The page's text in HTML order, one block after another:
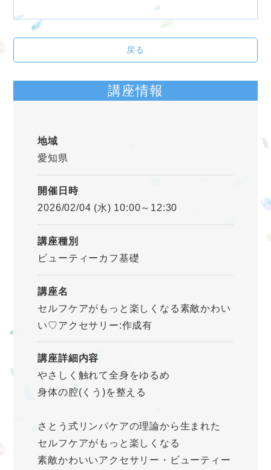
戻る
講座情報
地域
愛知県
開催日時
2026/02/04 (水) 10:00～12:30
講座種別
ビューティーカフ基礎
講座名
セルフケアがもっと楽しくなる素敵かわい
い♡アクセサリー:作成有
講座詳細内容
やさしく触れて全身をゆるめ
身体の腔(くう)を整える
さとう式リンパケアの理論から生まれた
セルフケアがもっと楽しくなる
素敵かわいいアクセサリー・ビューティー